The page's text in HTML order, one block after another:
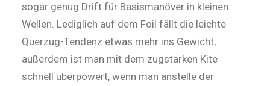
sogar genug Drift für Basismanöver in kleinen
Wellen. Lediglich auf dem Foil fällt die leichte
Querzug-Tendenz etwas mehr ins Gewicht,
außerdem ist man mit dem zugstarken Kite
schnell überpowert, wenn man anstelle der